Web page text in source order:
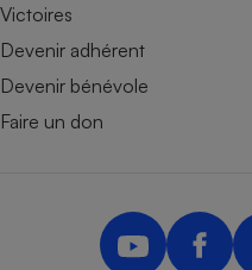
Victoires
Devenir adhérent
Devenir bénévole
Faire un don